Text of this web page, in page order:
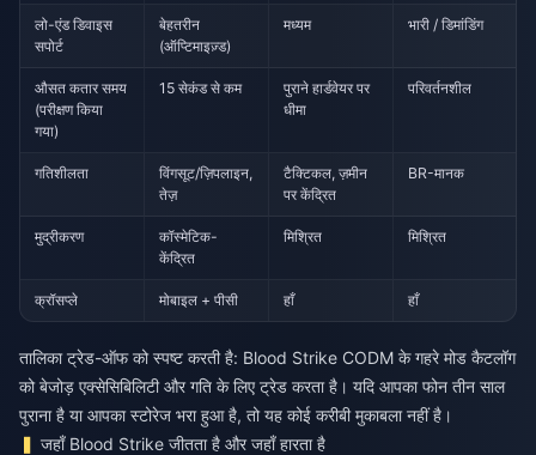
लो-एंड डिवाइस
सपोर्ट
बेहतरीन
(ऑप्टिमाइज़्ड)
मध्यम भारी / डिमांडिंग
औसत कतार समय
(परीक्षण किया
गया)
15 सेकंड से कम
पुराने हार्डवेयर पर
धीमा
परिवर्तनशील
गतिशीलता
विंगसूट/ज़िपलाइन,
तेज़
टैक्टिकल, ज़मीन
पर केंद्रित
BR-मानक
मुद्रीकरण
कॉस्मेटिक-
केंद्रित
मिश्रित मिश्रित
क्रॉसप्ले मोबाइल + पीसी हाँ हाँ
तालिका ट्रेड-ऑफ को स्पष्ट करती है: Blood Strike CODM के गहरे मोड कैटलॉग
को बेजोड़ एक्सेसिबिलिटी और गति के लिए ट्रेड करता है। यदि आपका फोन तीन साल
पुराना है या आपका स्टोरेज भरा हुआ है, तो यह कोई करीबी मुकाबला नहीं है।
जहाँ Blood Strike जीतता है और जहाँ हारता है